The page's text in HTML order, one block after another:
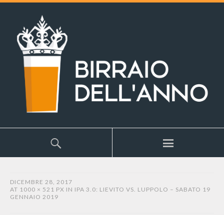
DICEMBRE 28, 2017
AT 1000 × 521 PX IN IPA 3.0: LIEVITO VS. LUPPOLO – SABATO 19
GENNAIO 2019